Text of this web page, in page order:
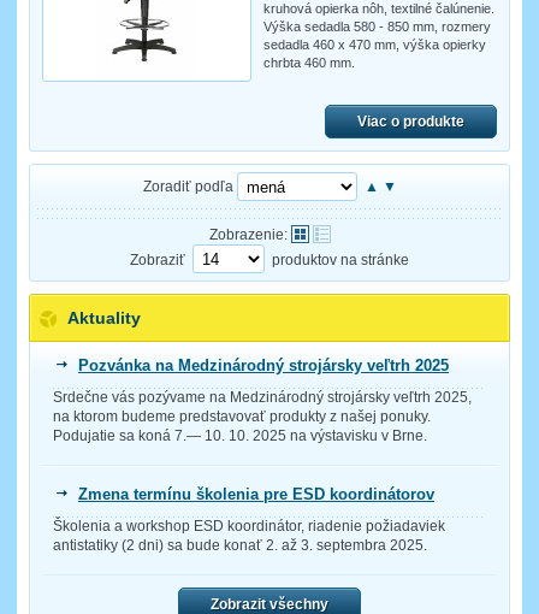
kruhová opierka nôh, textilné čalúnenie.
Výška sedadla 580 - 850 mm, rozmery
sedadla 460 x 470 mm, výška opierky
chrbta 460 mm.
Viac o produkte
Zoradiť podľa ▲ ▼
Zobrazenie:
Zobraziť
produktov na stránke
Aktuality
Pozvánka na Medzinárodný strojársky veľtrh 2025
Srdečne vás pozývame na Medzinárodný strojársky veľtrh 2025,
na ktorom budeme predstavovať produkty z našej ponuky.
Podujatie sa koná 7.— 10. 10. 2025 na výstavisku v Brne.
Zmena termínu školenia pre ESD koordinátorov
Školenia a workshop ESD koordinátor, riadenie požiadaviek
antistatiky (2 dni) sa bude konať 2. až 3. septembra 2025.
Zobrazit všechny